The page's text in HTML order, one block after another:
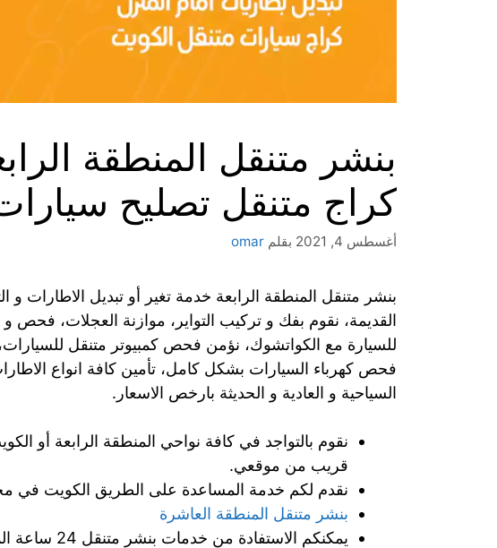
كراج متنقل تصليح
أغسطس 4, 2021 بقلم omar
بنشر متنقل المنطقة الرابعة خدمة تغير أو تبديل الاطارات و
القديمة، نقوم بفك و تركيب التواير، موازنة العجلات، فحص و
للسيارة مع الكواتشوك، نؤمن فحص كمبيوتر متنقل
فحص كهرباء السيارات بشكل كامل، تأمين كافة انواع
السياحية و العادية و الحديثة بارخص الاسعار.
نقوم بالتواجد في كافة نواحي المنطقة الرابعة أو
قريب من موقعي.
نقدم لكم خدمة المساعدة على الطريق الكويت في
بنشر متنقل المنطقة العاشرة
يمكنكم الاستفادة من خدمات بنشر متنقل 24 ساعة المنطقة الرابعة و على مدار ايام الاسبوع.